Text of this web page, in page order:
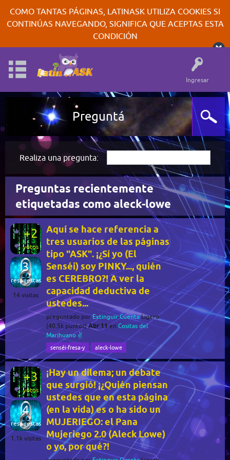
COMO TANTAS PÁGINAS, LATINASK UTILIZA COOKIES SI
CONTINÚAS NAVEGANDO, SIGNIFICA QUE ACEPTAS ESTA
CONDICIÓN
Ingresar
Preguntá
Realiza una pregunta:
Preguntas recientemente
etiquetadas como aleck-lowe
+2
votos
3
respuestas
14 visitas
Aquí se hace referencia a
tres usuarios de las páginas
tipo "ASK". ¡¿Sí yo (El
Senséi) soy PINKY..., quién
es CEREBRO?! A ver la
capacidad deductiva de
ustedes...
preguntado porExtinguir Cuenta Ligero
(40.5k puntos) Abr 11 en Cositas del
Marihuano ✌️
senséi-fresa-y aleck-lowe
+3
votos
4
respuestas
1.1kvisitas
¡Hay un dilema; un debate
que surgió! ¡¿Quién piensan
ustedes que en esta página
(en la vida) es o ha sido un
MUJERIEGO: el Pana
Mujeriego 2.0 (Aleck Lowe)
o yo, por qué?!